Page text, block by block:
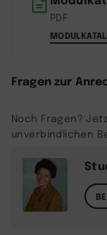
PDF
Fragen zur
Noch Fragen?
unverbindlichen